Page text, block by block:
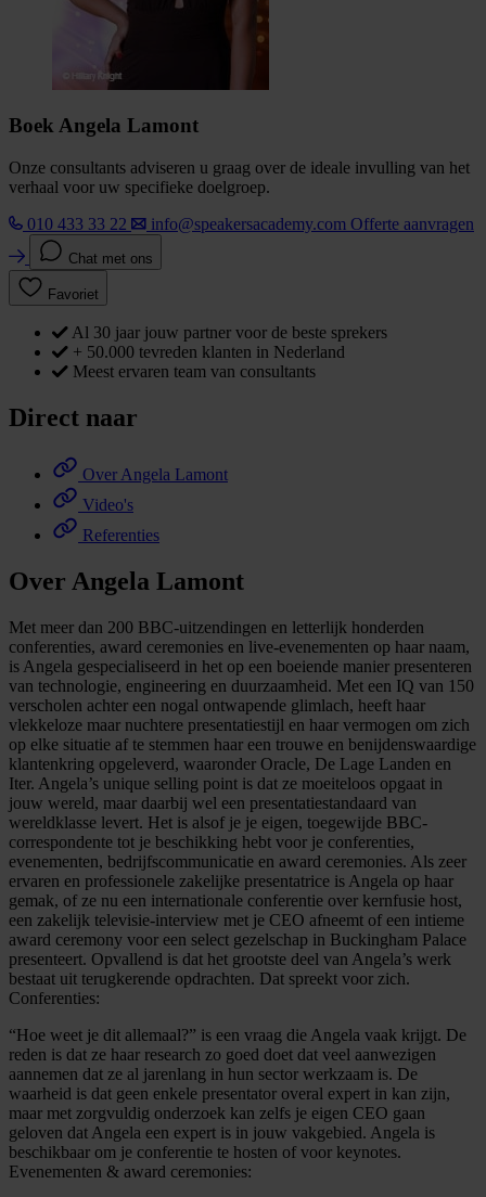
Boek Angela Lamont
Onze consultants adviseren u graag over de ideale invulling van het
verhaal voor uw specifieke doelgroep.
010 433 33 22
info@speakersacademy.com Offerte aanvragen
Chat met ons
Favoriet
Al 30 jaar jouw partner voor de beste sprekers
+ 50.000 tevreden klanten in Nederland
Meest ervaren team van consultants
Direct naar
Over Angela Lamont
Video's
Referenties
Over Angela Lamont
Met meer dan 200 BBC-uitzendingen en letterlijk honderden
conferenties, award ceremonies en live-evenementen op haar naam,
is Angela gespecialiseerd in het op een boeiende manier presenteren
van technologie, engineering en duurzaamheid. Met een IQ van 150
verscholen achter een nogal ontwapende glimlach, heeft haar
vlekkeloze maar nuchtere presentatiestijl en haar vermogen om zich
op elke situatie af te stemmen haar een trouwe en benijdenswaardige
klantenkring opgeleverd, waaronder Oracle, De Lage Landen en
Iter. Angela’s unique selling point is dat ze moeiteloos opgaat in
jouw wereld, maar daarbij wel een presentatiestandaard van
wereldklasse levert. Het is alsof je je eigen, toegewijde BBC-
correspondente tot je beschikking hebt voor je conferenties,
evenementen, bedrijfscommunicatie en award ceremonies. Als zeer
ervaren en professionele zakelijke presentatrice is Angela op haar
gemak, of ze nu een internationale conferentie over kernfusie host,
een zakelijk televisie-interview met je CEO afneemt of een intieme
award ceremony voor een select gezelschap in Buckingham Palace
presenteert. Opvallend is dat het grootste deel van Angela’s werk
bestaat uit terugkerende opdrachten. Dat spreekt voor zich.
Conferenties:
“Hoe weet je dit allemaal?” is een vraag die Angela vaak krijgt. De
reden is dat ze haar research zo goed doet dat veel aanwezigen
aannemen dat ze al jarenlang in hun sector werkzaam is. De
waarheid is dat geen enkele presentator overal expert in kan zijn,
maar met zorgvuldig onderzoek kan zelfs je eigen CEO gaan
geloven dat Angela een expert is in jouw vakgebied. Angela is
beschikbaar om je conferentie te hosten of voor keynotes.
Evenementen & award ceremonies: